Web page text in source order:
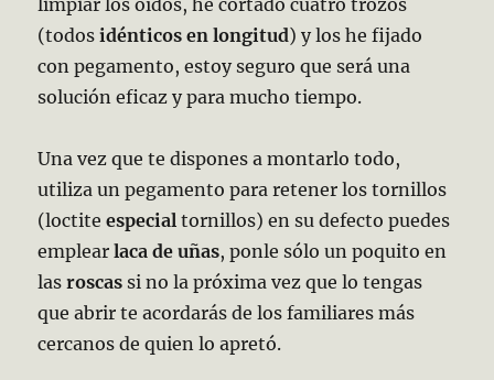
(todosidénticos en longitud) y los he fijado
con pegamento, estoy seguro que será una
solución eficaz y para mucho tiempo.
Una vez que te dispones a montarlo todo,
utiliza un pegamento para retener los tornillos
(loctiteespecial tornillos) en su defecto puedes
emplearlaca de uñas, ponle sólo un poquito en
lasroscassi no la próxima vez que lo tengas
que abrir te acordarás de los familiares más
cercanos de quien lo apretó.